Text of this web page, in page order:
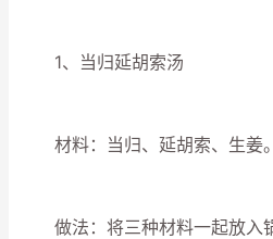
1、当归延胡索汤
材料：当归、延胡索、生姜。
做法：将三种材料一起放入